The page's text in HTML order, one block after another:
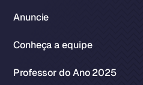
Anuncie
Conheça a equipe
Professor do Ano 2025